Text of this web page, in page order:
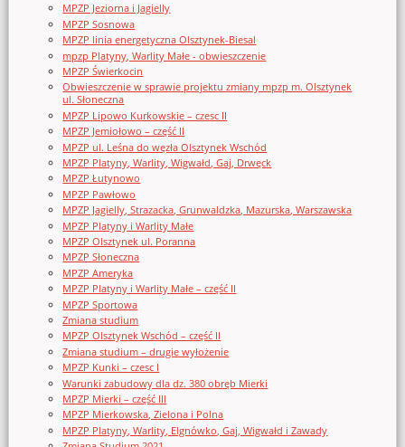
MPZP Jeziorna i Jagielly
MPZP Sosnowa
MPZP linia energetyczna Olsztynek-Biesal
mpzp Platyny, Warlity Małe - obwieszczenie
MPZP Świerkocin
Obwieszczenie w sprawie projektu zmiany mpzp m. Olsztynek
ul. Słoneczna
MPZP Lipowo Kurkowskie – czesc II
MPZP Jemiołowo – część II
MPZP ul. Leśna do węzła Olsztynek Wschód
MPZP Platyny, Warlity, Wigwałd, Gaj, Drwęck
MPZP Łutynowo
MPZP Pawłowo
MPZP Jagielly, Strazacka, Grunwaldzka, Mazurska, Warszawska
MPZP Platyny i Warlity Małe
MPZP Olsztynek ul. Poranna
MPZP Słoneczna
MPZP Ameryka
MPZP Platyny i Warlity Małe – część II
MPZP Sportowa
Zmiana studium
MPZP Olsztynek Wschód – część II
Zmiana studium – drugie wyłożenie
MPZP Kunki – czesc I
Warunki zabudowy dla dz. 380 obręb Mierki
MPZP Mierki – część III
MPZP Mierkowska, Zielona i Polna
MPZP Platyny, Warlity, Elgnówko, Gaj, Wigwałd i Zawady